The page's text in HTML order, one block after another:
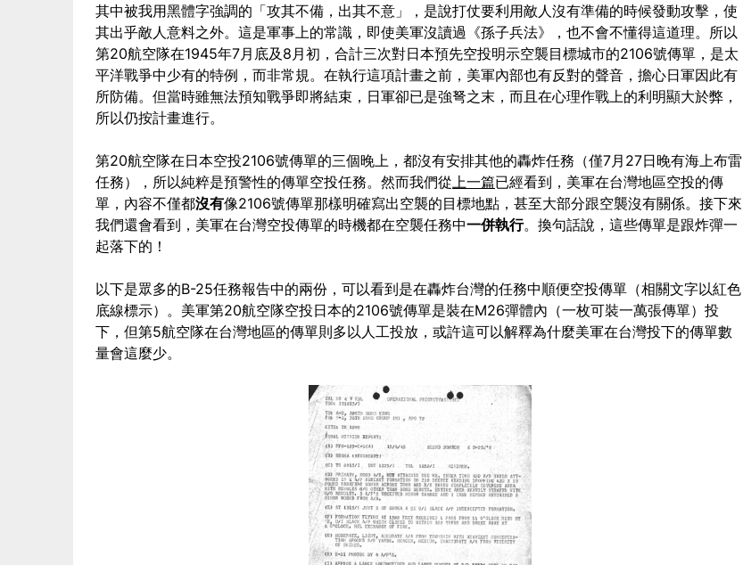
其中被我用黑體字強調的「攻其不備，出其不意」，是說打仗要利用敵人沒有準備的時候發動攻擊，使
其出乎敵人意料之外。這是軍事上的常識，即使美軍沒讀過《孫子兵法》，也不會不懂得這道理。所以
第20航空隊在1945年7月底及8月初，合計三次對日本預先空投明示空襲目標城市的2106號傳單，是太
平洋戰爭中少有的特例，而非常規。在執行這項計畫之前，美軍內部也有反對的聲音，擔心日軍因此有
所防備。但當時雖無法預知戰爭即將結束，日軍卻已是強弩之末，而且在心理作戰上的利明顯大於弊，
所以仍按計畫進行。
第20航空隊在日本空投2106號傳單的三個晚上，都沒有安排其他的轟炸任務（僅7月27日晚有海上布雷
任務），所以純粹是預警性的傳單空投任務。然而我們從上一篇已經看到，美軍在台灣地區空投的傳
單，內容不僅都沒有像2106號傳單那樣明確寫出空襲的目標地點，甚至大部分跟空襲沒有關係。接下來
我們還會看到，美軍在台灣空投傳單的時機都在空襲任務中一併執行。換句話說，這些傳單是跟炸彈一
起落下的！
以下是眾多的B-25任務報告中的兩份，可以看到是在轟炸台灣的任務中順便空投傳單（相關文字以紅色
底線標示）。美軍第20航空隊空投日本的2106號傳單是裝在M26彈體內（一枚可裝一萬張傳單）投
下，但第5航空隊在台灣地區的傳單則多以人工投放，或許這可以解釋為什麼美軍在台灣投下的傳單數
量會這麼少。